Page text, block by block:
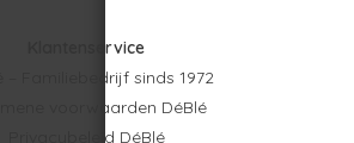
Klantenservice
– Familiebedrijf sinds 1972
voorwaarden DéBlé
Privacybeleid DéBlé